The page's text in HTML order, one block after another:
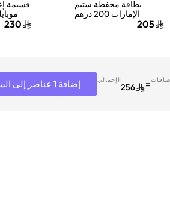
بطاقة محفظة ستيم
الإمارات 200 درهم
إماراتي إرسال الكود205
قسيمة
230
= الإجمالي
256 إضافة 1 عناصر إلى السلة